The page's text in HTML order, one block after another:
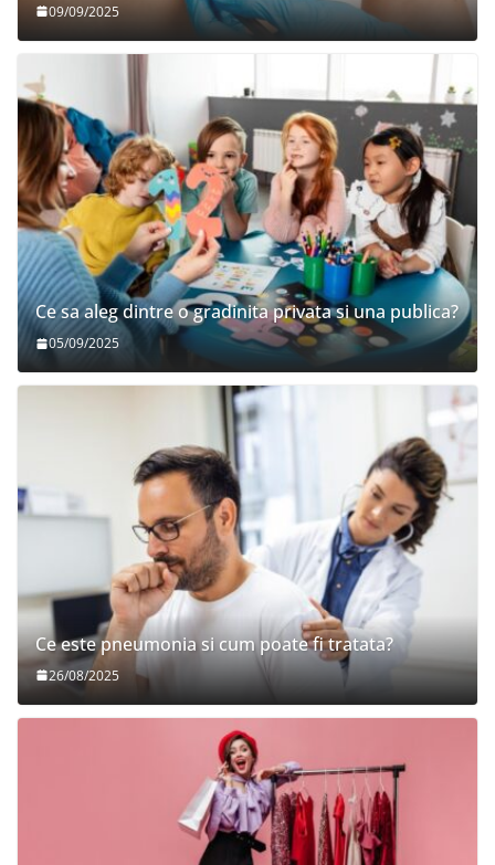
09/09/2025
Ce sa aleg dintre o gradinita privata si una publica?
05/09/2025
Ce este pneumonia si cum poate fi tratata?
26/08/2025